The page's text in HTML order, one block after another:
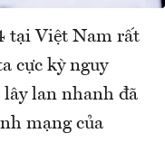
tại Việt Nam rất
cực kỳ nguy
lan nhanh đã
mạng của